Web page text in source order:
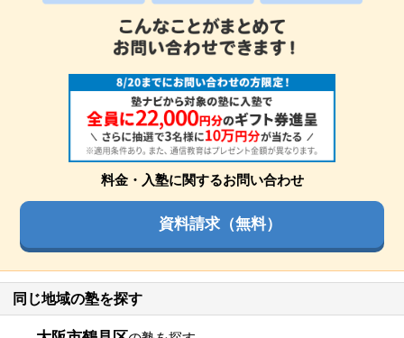
料金・入塾に関するお問い合わせ
資料請求（無料）
同じ地域の塾を探す